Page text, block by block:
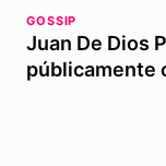
GOSSIP
Juan De Dios
públicamente